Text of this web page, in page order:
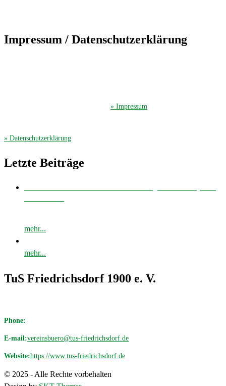
Impressum / Datenschutzerklärung
» Impressum
» Datenschutzerklärung
Letzte Beiträge
mehr...
mehr...
TuS Friedrichsdorf 1900 e. V.
Phone:
E-mail:vereinsbuero@tus-friedrichsdorf.de
Website:https://www.tus-friedrichsdorf.de
© 2025 - Alle Rechte vorbehalten